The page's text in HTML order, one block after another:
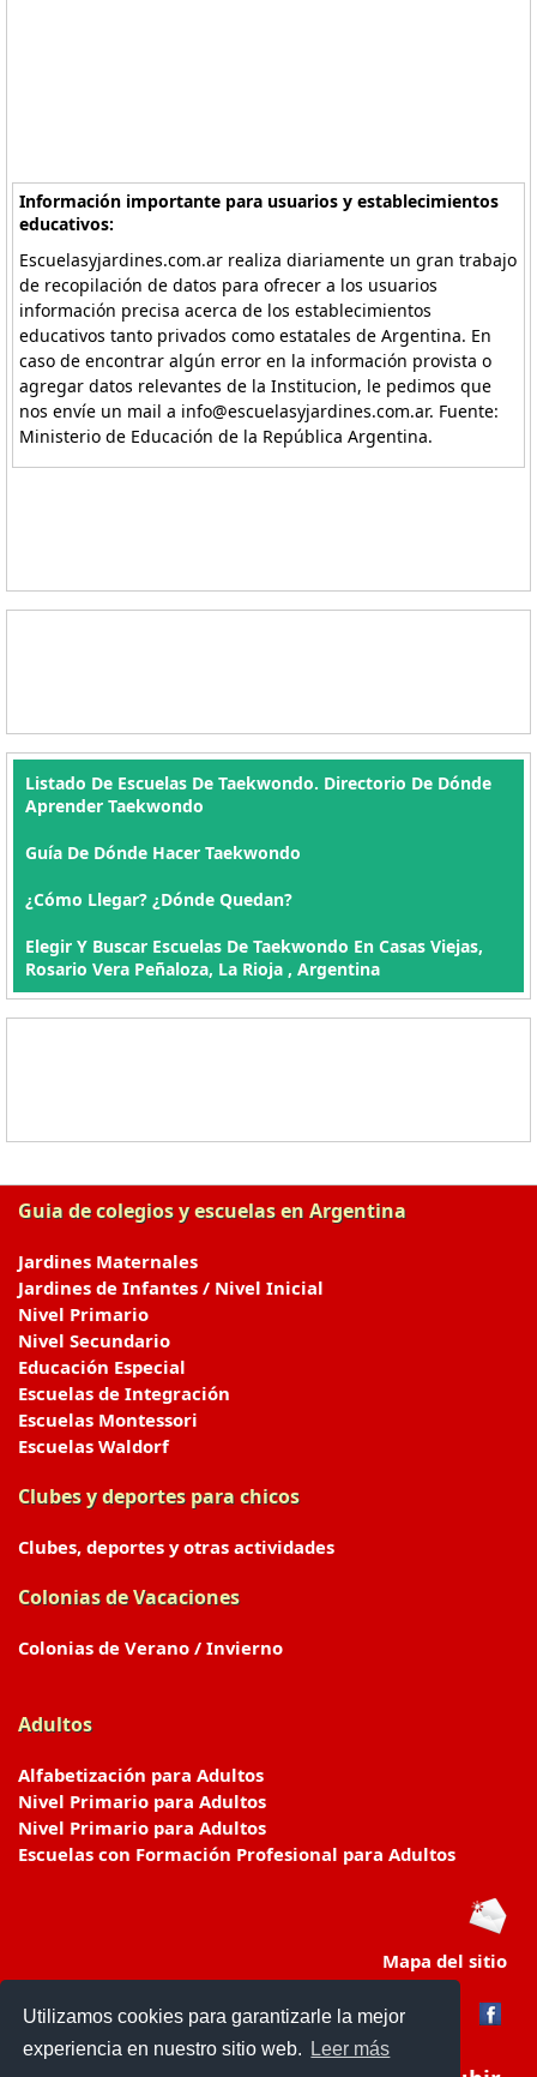
Utilizamos cookies para garantizarle la mejor
experiencia en nuestro sitio web.
Leer más
Información importante para usuarios y establecimientos
educativos:
Escuelasyjardines.com.ar realiza diariamente un gran trabajo
de recopilación de datos para ofrecer a los usuarios
información precisa acerca de los establecimientos
educativos tanto privados como estatales de Argentina. En
caso de encontrar algún error en la información provista o
agregar datos relevantes de la Institucion, le pedimos que
nos envíe un mail a info@escuelasyjardines.com.ar. Fuente:
Ministerio de Educación de la República Argentina.
Listado De Escuelas De Taekwondo. Directorio De Dónde
Aprender Taekwondo
Guía De Dónde Hacer Taekwondo
¿Cómo Llegar? ¿Dónde Quedan?
Elegir Y Buscar Escuelas De Taekwondo En Casas Viejas,
Rosario Vera Peñaloza, La Rioja , Argentina
Guia de colegios y escuelas en Argentina
Jardines Maternales
Jardines de Infantes / Nivel Inicial
Nivel Primario
Nivel Secundario
Educación Especial
Escuelas de Integración
Escuelas Montessori
Escuelas Waldorf
Clubes y deportes para chicos
Clubes, deportes y otras actividades
Colonias de Vacaciones
Colonias de Verano / Invierno
Adultos
Alfabetización para Adultos
Nivel Primario para Adultos
Nivel Primario para Adultos
Escuelas con Formación Profesional para Adultos
Mapa del sitio